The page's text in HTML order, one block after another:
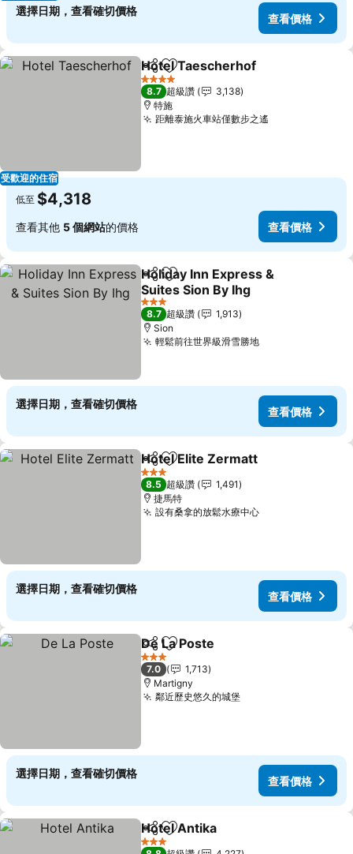
選擇日期，查看確切價格
查看價格
受歡迎的住宿
分享 加入我的最愛
Hotel Taescherhof
4 星級
8.7 超級讚
3,138
特施
距離泰施火車站僅數步之遙
低至 $4,318
查看其他 5 個網站的價格 查看價格
分享 加入我的最愛
Holiday Inn Express &
Suites Sion By Ihg
3 星級
8.7 超級讚
1,913
Sion
輕鬆前往世界級滑雪勝地
選擇日期，查看確切價格
查看價格
分享 加入我的最愛
Hotel Elite Zermatt
3 星級
8.5 超級讚
1,491
捷馬特
設有桑拿的放鬆水療中心
選擇日期，查看確切價格
查看價格
分享 加入我的最愛
De La Poste
3 星級
7.0
1,713
Martigny
鄰近歷史悠久的城堡
選擇日期，查看確切價格
查看價格
分享 加入我的最愛
Hotel Antika
3 星級